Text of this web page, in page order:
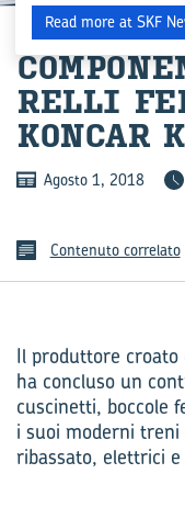
REL­LI
KON­CAR
Agosto 1, 2018
Contenuto correlato
Il produttore croato
ha concluso un
cuscinetti, boccole
i suoi moderni
ribassato, elettrici
Read more at SKF